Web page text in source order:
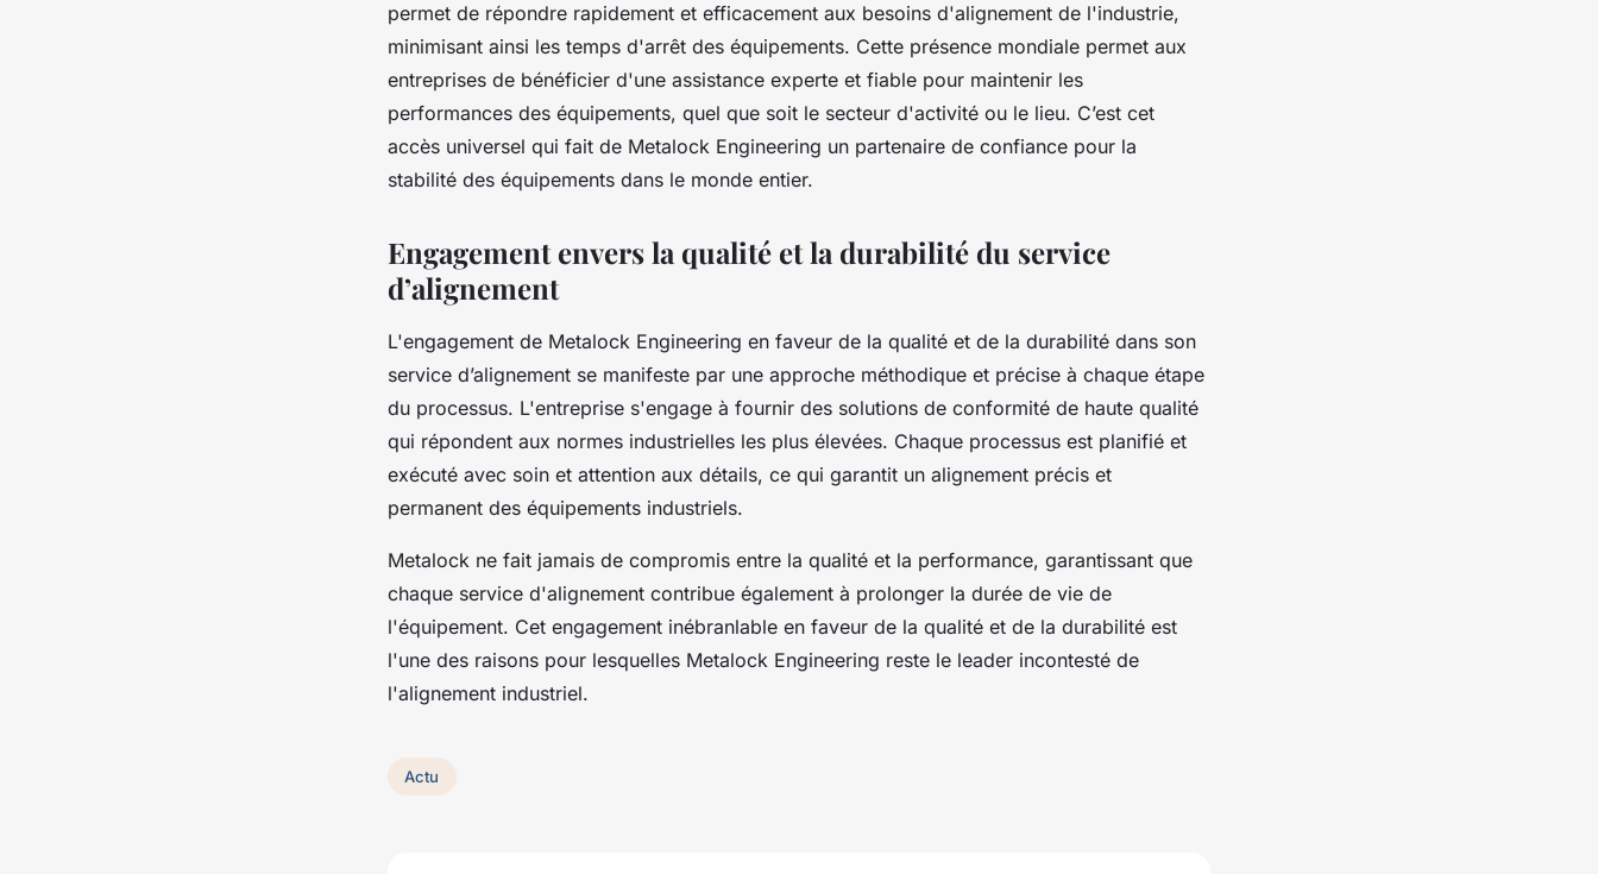
permet de répondre rapidement et efficacement aux besoins d'alignement de l'industrie,
minimisant ainsi les temps d'arrêt des équipements. Cette présence mondiale permet aux
entreprises de bénéficier d'une assistance experte et fiable pour maintenir les
performances des équipements, quel que soit le secteur d'activité ou le lieu. C’est cet
accès universel qui fait de Metalock Engineering un partenaire de confiance pour la
stabilité des équipements dans le monde entier.
Engagement envers la qualité et la durabilité du service
d’alignement
L'engagement de Metalock Engineering en faveur de la qualité et de la durabilité dans son
service d’alignement se manifeste par une approche méthodique et précise à chaque étape
du processus. L'entreprise s'engage à fournir des solutions de conformité de haute qualité
qui répondent aux normes industrielles les plus élevées. Chaque processus est planifié et
exécuté avec soin et attention aux détails, ce qui garantit un alignement précis et
permanent des équipements industriels.
Metalock ne fait jamais de compromis entre la qualité et la performance, garantissant que
chaque service d'alignement contribue également à prolonger la durée de vie de
l'équipement. Cet engagement inébranlable en faveur de la qualité et de la durabilité est
l'une des raisons pour lesquelles Metalock Engineering reste le leader incontesté de
l'alignement industriel.
Actu